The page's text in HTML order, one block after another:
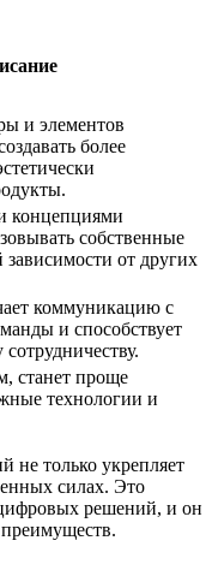
и элементов
более
концепциями
собственные
зависимости от других
коммуникацию с
и способствует
станет проще
технологии и
не только укрепляет
силах. Это
решений, и он